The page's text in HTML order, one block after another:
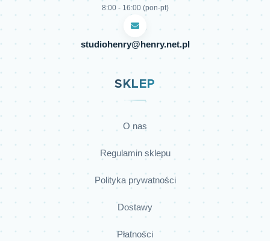
8:00 - 16:00 (pon-pt)
studiohenry@henry.net.pl
SKLEP
O nas
Regulamin sklepu
Polityka prywatności
Dostawy
Płatności